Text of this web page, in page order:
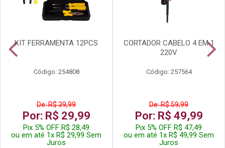
KIT FERRAMENTA 12PCS
Código: 254808
De: R$ 39,99
Por: R$ 29,99
Pix 5% OFF R$ 28,49
ou em até 1x R$ 29,99 Sem
Juros
CORTADOR CABELO 4 EM 1
220V
Código: 257564
De: R$ 59,99
Por: R$ 49,99
Pix 5% OFF R$ 47,49
ou em até 1x R$ 49,99 Sem
Juros